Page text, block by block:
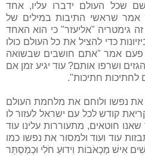
שכל העולם ידברו עליו, אחד
אמר שראשי התיבות במילים של
גימטריה "אליעזר" כי הוא האחד
כדי להציל את כל העולם כולו
פעם אמר "אתם חושבים שבשואה
ושרפו אותם? עוד יגיע זמן אם
לחתיכות חתיכות".
את נפשו ולוחם את מלחמת העולם
קודש לכל עם ישראל לעזור לו
חוטאים, מתעוררות עלינו עוד
עוד ועוד ולמסור את נפשו כמו
אִישׁ מַכְאֹבוֹת וִידוּעַ חֹלִי וּכְמַסְתֵּר